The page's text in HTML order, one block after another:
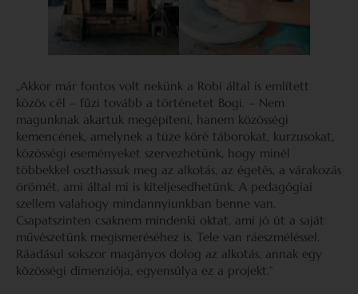
„Akkor már fontos volt nekünk a Robi által is említett
közös cél – fűzi tovább a történetet Bogi. – Nem
magunknak akartuk megépíteni, hanem közösségi
kemencének, amelynek a tüze köré táborokat, kurzusokat,
közösségi eseményeket szervezhetünk, hogy minél
többekkel oszthassuk meg az alkotás, az égetés, a várakozás
örömét, ami által mi is kiteljesedhetünk. A pedagógiai
szellem valahogy mindannyiunkban benne van.
Csapatszinten csaknem mindenki oktat, ami jó út a saját
művészetünk megismeréséhez is. Tele van ráeszméléssel.
Ráadásul sokszor magányos dolog az alkotás, annak egy
közösségi dimenziója, egyensúlya ez a projekt.”